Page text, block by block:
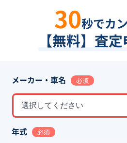
30秒でカ
【無料】査
メーカー・車名 必須
選択してください
年式 必須